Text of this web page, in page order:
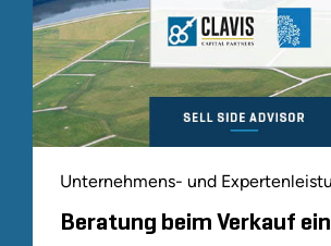
Unternehmens- und
Beratung beim Verkauf